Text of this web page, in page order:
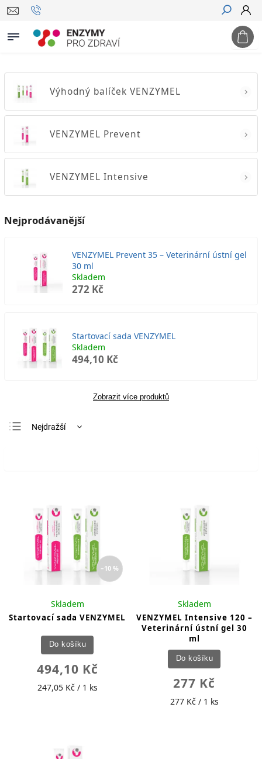
Hledat
Výhodný balíček VENZYMEL
VENZYMEL Prevent
VENZYMEL Intensive
Nejprodávanější
VENZYMEL Prevent 35 – Veterinární ústní gel
30 ml
Skladem
272 Kč
Startovací sada VENZYMEL
Skladem
494,10 Kč
Zobrazit více produktů
Nejdražší
–10 %
Startovací sada VENZYMEL
Skladem
494,10 Kč
247,05 Kč / 1 ks
Do košíku
VENZYMEL Intensive 120 –
Veterinární ústní gel 30
ml
Skladem
277 Kč
277 Kč / 1 ks
Do košíku